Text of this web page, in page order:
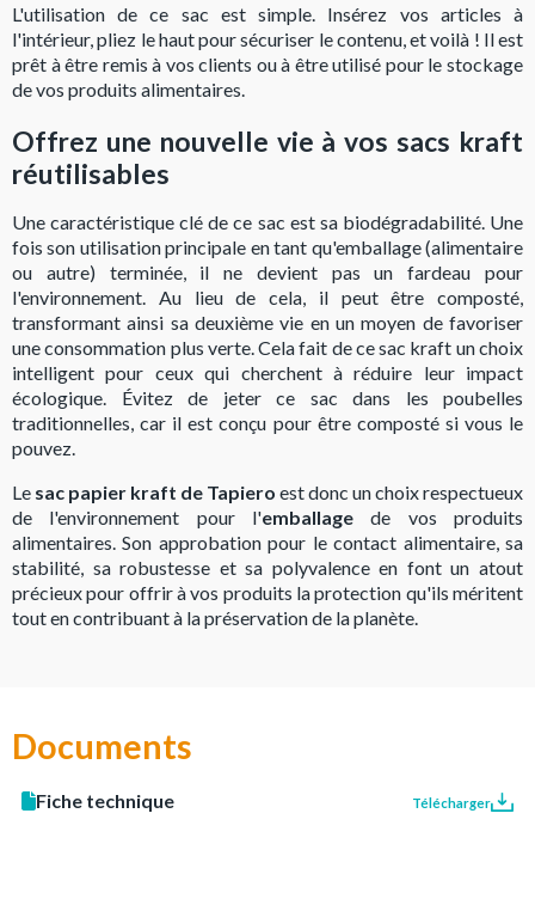
L'utilisation de ce sac est simple. Insérez vos articles à
l'intérieur, pliez le haut pour sécuriser le contenu, et voilà ! Il est
prêt à être remis à vos clients ou à être utilisé pour le stockage
de vos produits alimentaires.
Offrez une nouvelle vie à vos sacs kraft
réutilisables
Une caractéristique clé de ce sac est sa biodégradabilité. Une
fois son utilisation principale en tant qu'emballage (alimentaire
ou autre) terminée, il ne devient pas un fardeau pour
l'environnement. Au lieu de cela, il peut être composté,
transformant ainsi sa deuxième vie en un moyen de favoriser
une consommation plus verte. Cela fait de ce sac kraft un choix
intelligent pour ceux qui cherchent à réduire leur impact
écologique. Évitez de jeter ce sac dans les poubelles
traditionnelles, car il est conçu pour être composté si vous le
pouvez.
Le sac papier kraft de Tapiero est donc un choix respectueux
de l'environnement pour l'emballage de vos produits
alimentaires. Son approbation pour le contact alimentaire, sa
stabilité, sa robustesse et sa polyvalence en font un atout
précieux pour offrir à vos produits la protection qu'ils méritent
tout en contribuant à la préservation de la planète.
Documents
Fiche technique Télécharger